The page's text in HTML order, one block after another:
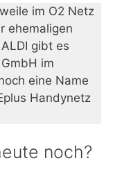
im O2 Netz
ehemaligen
gibt es
im
eine Name
Handynetz
noch?